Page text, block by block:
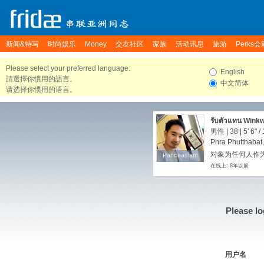
新闻&特写 时尚娱乐 Money 交友社区 家族 活动讯息 旅游 Perks会
Please select your preferred language.
請選擇你慣用的語言。
请选择你惯用的语言。
English
中文简体
Panceasiam
Panceasiam
รับตัวแทน
เนียน ดีท๊อกล้าง
นานใหญ่ยาวน้ำเ
男性 | 38 | 5' 6" /
Phra
对象为任何人作
在线上: 8年以前
Please
用户名